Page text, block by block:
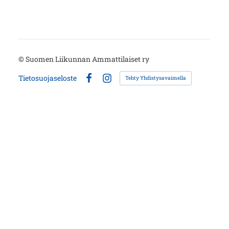
©Suomen Liikunnan Ammattilaiset ry
Tietosuojaseloste
FacebookInstagram
Tehty Yhdistysavaimella